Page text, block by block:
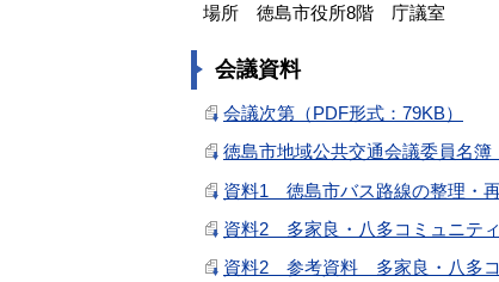
場所 徳島市役所8階 庁議室
会議資料
会議次第（PDF形式：79KB）
徳島市地域公共交通会議委員名簿
資料1 徳島市バス路線の整理・
資料2 多家良・八多コミュニテ
資料2 参考資料 多家良・八多コ